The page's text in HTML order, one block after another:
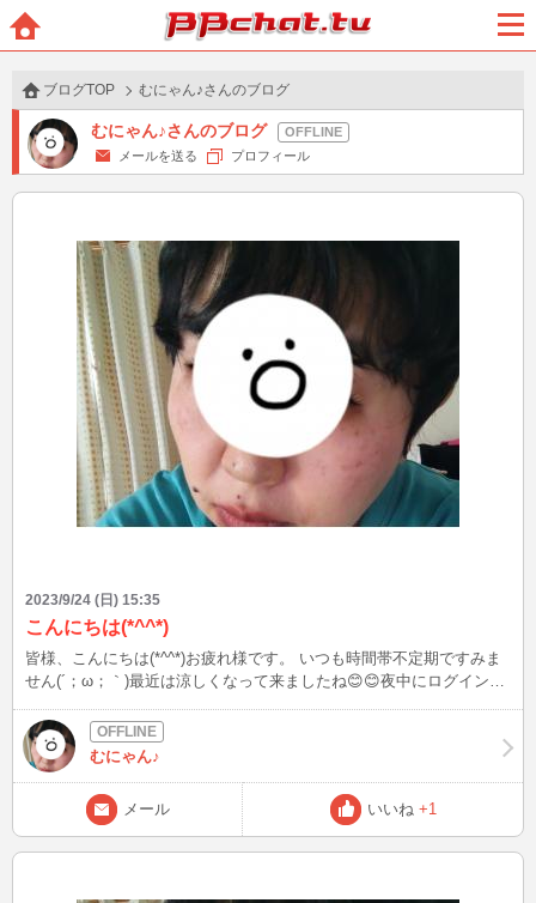
BBchatTV
ブログTOP むにゃん♪さんのブログ
むにゃん♪さんのブログ
メールを送る プロフィール
2023/9/24 (日) 15:35
こんにちは(*^^*)
皆様、こんにちは(*^^*)お疲れ様です。 いつも時間帯不定期ですみま
せん(´；ω；｀)最近は涼しくなって来ましたね😊😊夜中にログインし
しまう事が多いです😭😭 私の声が好きだと言って下さる方もいて 嬉
しい限りです。ありがとうございます✨✨
むにゃん♪
メール いいね +1